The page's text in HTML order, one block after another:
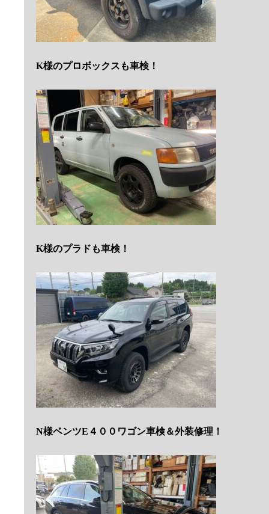
K様のプロボックスも車検！
K様のプラドも車検！
N様ベンツE４００ワゴン車検＆外装修理！